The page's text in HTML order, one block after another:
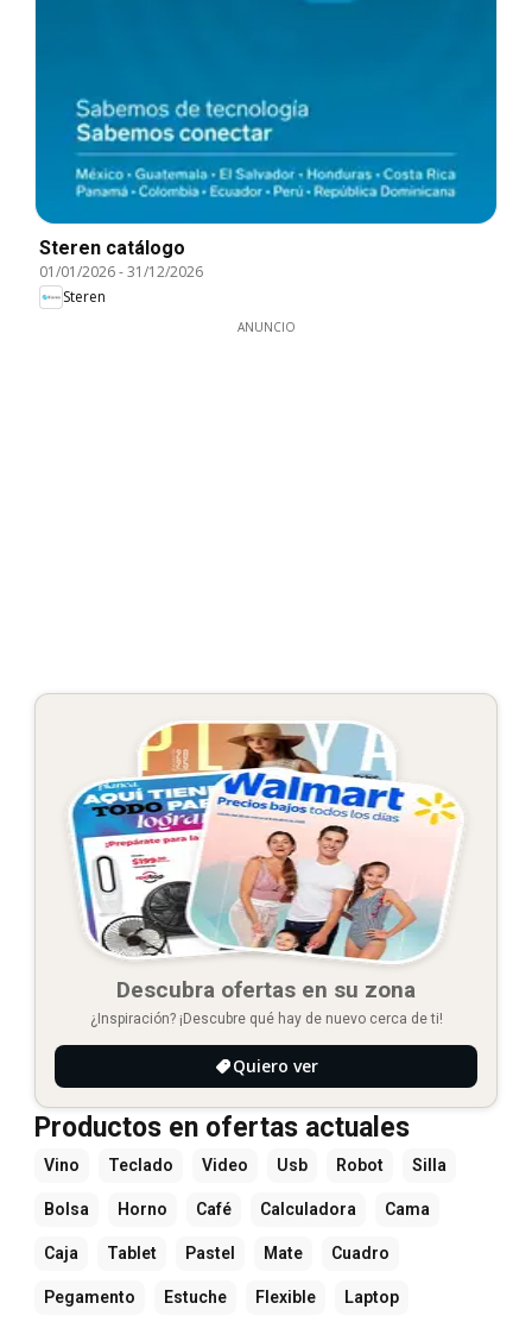
Steren catálogo
01/01/2026-31/12/2026
Steren
ANUNCIO
Descubra ofertas en su zona
¿Inspiración? ¡Descubre qué hay de nuevo cerca de ti!
Quiero ver
Productos en ofertas actuales
Vino Teclado Video Usb Robot Silla
Bolsa Horno Café Calculadora Cama
Caja Tablet Pastel Mate Cuadro
Pegamento Estuche Flexible Laptop